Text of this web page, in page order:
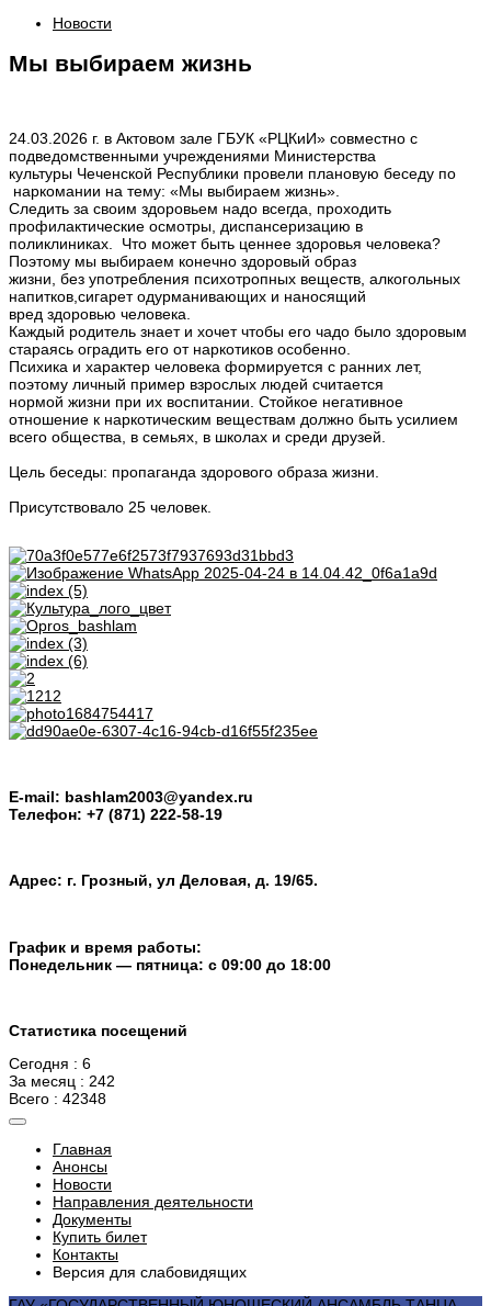
Новости
Мы выбираем жизнь
24.03.2026 г. в Актовом зале ГБУК «РЦКиИ» совместно с
подведомственными учреждениями Министерства
культуры Чеченской Республики провели плановую беседу по
наркомании на тему: «Мы выбираем жизнь».
Следить за своим здоровьем надо всегда, проходить
профилактические осмотры, диспансеризацию в
поликлиниках. Что может быть ценнее здоровья человека?
Поэтому мы выбираем конечно здоровый образ
жизни, без употребления психотропных веществ, алкогольных
напитков,сигарет одурманивающих и наносящий
вред здоровью человека.
Каждый родитель знает и хочет чтобы его чадо было здоровым
стараясь оградить его от наркотиков особенно.
Психика и характер человека формируется с ранних лет,
поэтому личный пример взрослых людей считается
нормой жизни при их воспитании. Стойкое негативное
отношение к наркотическим веществам должно быть усилием
всего общества, в семьях, в школах и среди друзей.
Цель беседы: пропаганда здорового образа жизни.
Присутствовало 25 человек.
E-mail: bashlam2003@yandex.ru
Телефон: +7 (871) 222-58-19
Адрес: г. Грозный, ул Деловая, д. 19/65.
График и время работы:
Понедельник — пятница: с 09:00 до 18:00
Статистика посещений
Сегодня : 6
За месяц : 242
Всего : 42348
Главная
Анонсы
Новости
Направления деятельности
Документы
Купить билет
Контакты
Версия для слабовидящих